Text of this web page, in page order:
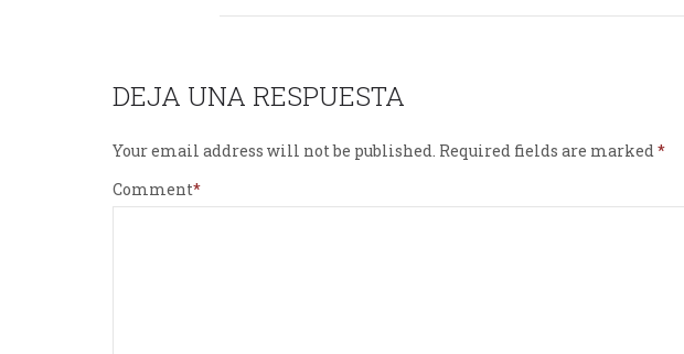
DEJA UNA RESPUESTA
Your email address will not be published. Required fields are marked
Comment